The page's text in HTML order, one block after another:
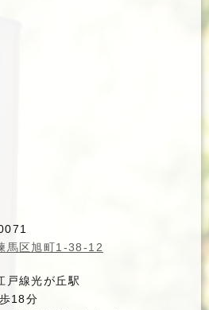
馬区旭町1-38-12
戸線光が丘駅
18分